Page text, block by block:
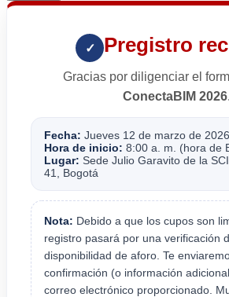
✓ Pregistro
Gracias por diligenciar el
ConectaBIM 2026.
Fecha: Jueves 12 de marzo de 2026
Hora de inicio: 8:00 a. m. (hora de
Lugar: Sede Julio Garavito de la
41, Bogotá
Nota: Debido a que los cupos son
registro pasará por una verificación
disponibilidad de aforo. Te
confirmación (o información
correo electrónico proporcionado.